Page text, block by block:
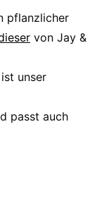
pflanzlicher
von Jay &
unser
passt auch